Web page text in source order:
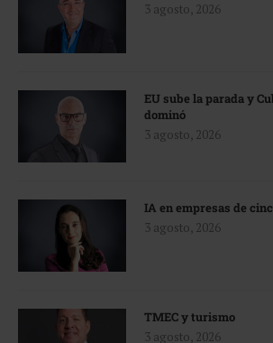
3 agosto, 2026
EU sube la parada y
dominó
3 agosto, 2026
IA en empresas de
3 agosto, 2026
TMEC y turismo
3 agosto, 2026